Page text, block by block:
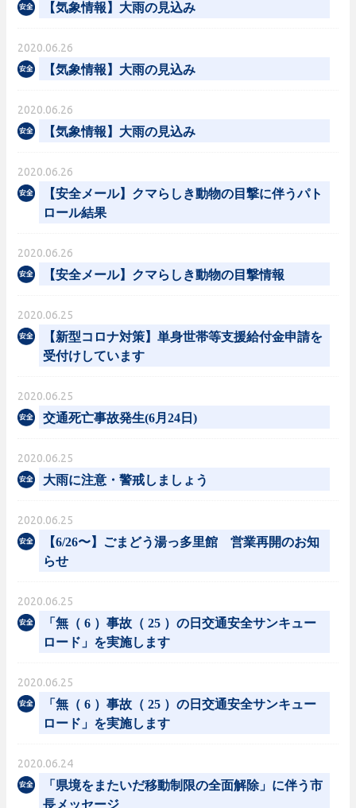
【気象情報】大雨の見込み
2020.06.26
【気象情報】大雨の見込み
2020.06.26
【気象情報】大雨の見込み
2020.06.26
【安全メール】クマらしき動物の目撃に伴うパト
ロール結果
2020.06.26
【安全メール】クマらしき動物の目撃情報
2020.06.25
【新型コロナ対策】単身世帯等支援給付金申請を
受付けしています
2020.06.25
交通死亡事故発生(6月24日)
2020.06.25
大雨に注意・警戒しましょう
2020.06.25
【6/26〜】ごまどう湯っ多里館 営業再開のお知
らせ
2020.06.25
「無（ 6 ）事故（ 25 ）の日交通安全サンキュー
ロード」を実施します
2020.06.25
「無（ 6 ）事故（ 25 ）の日交通安全サンキュー
ロード」を実施します
2020.06.24
「県境をまたいだ移動制限の全面解除」に伴う市
長メッセージ